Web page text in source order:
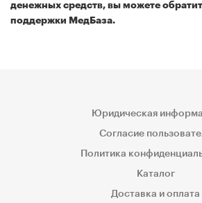
денежных средств, вы можете
поддержки МедБаза.
Юридическая
Согласие
Политика
Каталог
Доставка и оплата